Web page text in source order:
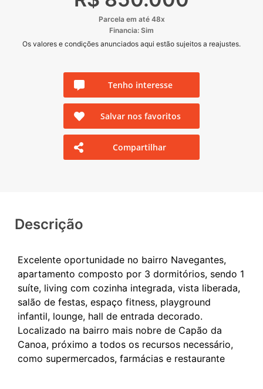
Parcela em até 48x
Financia: Sim
Os valores e condições anunciados aqui estão sujeitos a reajustes.
Tenho interesse
Salvar nos favoritos
Compartilhar
Descrição
Excelente oportunidade no bairro Navegantes,
apartamento composto por 3 dormitórios, sendo 1
suíte, living com cozinha integrada, vista liberada,
salão de festas, espaço fitness, playground
infantil, lounge, hall de entrada decorado.
Localizado na bairro mais nobre de Capão da
Canoa, próximo a todos os recursos necessário,